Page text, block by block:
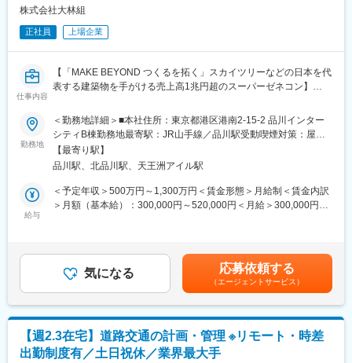
変更の範囲：会社の定める業務
■働く環境：
（1）長期的に働き続けられる環境
（2）在宅勤務可（週に2～3回程度）
在宅勤務、サテライトオフィスの他に、移動時間の有効活用を目
（3）時差出勤制度
オフィスへの出社、テレワークを問わず、時差出勤制度を取り入
れています。社員は、始業時刻を5:00～11:00の間で選択できま
す。
（4）ワークライフバランス
毎週水曜日はノー残業デーです。同業他社にも働きかけを行い、
年に2回の業界一斉ノー残業デーも主導しています。
であり、68年以上の歴史を有する土木・建築系総合コンサルタン
ト業界のリーディングカンパニー。
都市・地域計画、環境、道路、鉄道、河川、上下水道、港湾、空
持管理に、卓越した技術と柔軟な頭脳をもって応え、日本経済の
発展に伴い多くのプロジェクトに携わってきました。
変更の範囲：会社の定める業務
株式会社大林組
正社員 上場企業
仕事内容
【「MAKE BEYOND つくるを拓く」スカイツリーなどの日本を代
表する建築物を手がける売上高1兆円超のスーパーゼネコン】
■担当業務
当社にて(1)技術開発、(2)現場支援、(3)企画・営業支援をお任せ
致します。
■業務詳細
(1)技術開発
コンクリート構造物の調査・補修に関する技術開発に関して、立
主に土木部門の施工中の現場で、コンクリート構造物の劣化調
査・点検を実施し、評価、補修方法の提案、資料作成を行いま
資料作成を行います。営業先への技術プレゼンも実施していま
す。
勤務地
＜勤務地詳細＞■本社住所：東京都港区港南2-15-2 品川インター
シティB棟勤務地最寄駅：JR山手線／品川駅受動喫煙対策：屋内
全面禁煙変更の範囲：会社の定める事業所（リモートワーク含
む）
【最寄り駅】
品川駅、北品川駅、天王洲アイル駅
給与
＜予定年収＞500万円～1,300万円＜賃金形態＞月給制＜賃金内訳
＞月額（基本給）：300,000円～520,000円＜月給＞300,000円～
す。賃金はあくまでも目安の金額であり、選考を通じて上下する
可能性があります。月給(月額)は固定手当を含めた表記です。
気になる 応募依頼する
（エージェントサービス）
【週2.3在宅】道路交通の計画・管理 ※リモート・時差
出勤制度有／土日祝休／業界最大手